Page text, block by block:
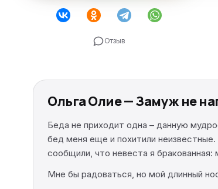
Отзыв
Ольга Олие — Замуж не
Беда не приходит одна – данную
бед меня еще и похитили
сообщили, что невеста я бракованная:
Мне бы радоваться, но мой длинный